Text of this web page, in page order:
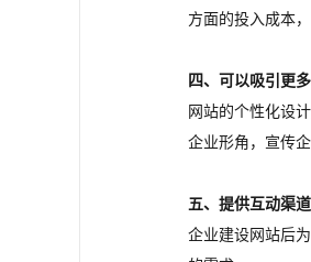
方面的投入成本
四、可以吸引更
网站的个性化设
企业形角，宣传
五、提供互动渠
企业建设网站后